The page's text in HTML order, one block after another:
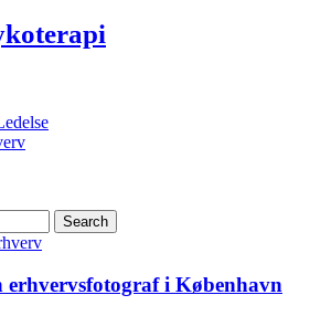
erhvervsfotograf i København